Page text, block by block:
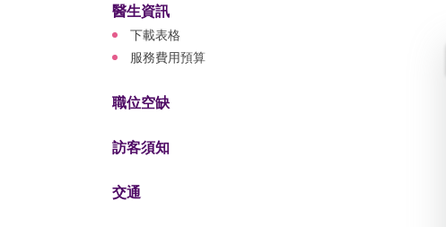
醫生資訊
下載表格
服務費用預算
職位空缺
訪客須知
交通